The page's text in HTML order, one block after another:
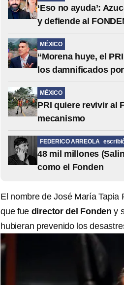
‘Eso no ayuda’:
y defiende al
MÉXICO
“Morena huye, el
los damnificados
MÉXICO
PRI quiere revivir al
mecanismo
FEDERICO ARREOLA
48 mil millones
como el Fonden
El nombre de José María
que fue director del Fondeny
hubieran prevenido los